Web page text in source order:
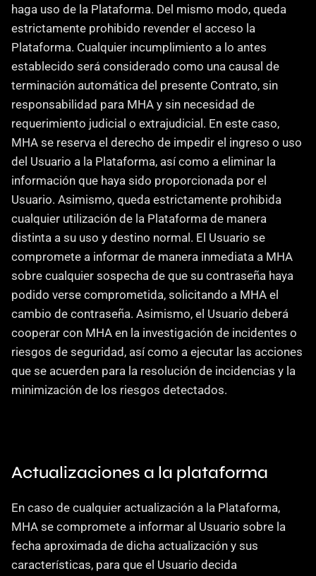
haga uso de la Plataforma. Del mismo modo, queda
estrictamente prohibido revender el acceso la
Plataforma. Cualquier incumplimiento a lo antes
establecido será considerado como una causal de
terminación automática del presente Contrato, sin
responsabilidad para MHA y sin necesidad de
requerimiento judicial o extrajudicial. En este caso,
MHA se reserva el derecho de impedir el ingreso o uso
del Usuario a la Plataforma, así como a eliminar la
información que haya sido proporcionada por el
Usuario. Asimismo, queda estrictamente prohibida
cualquier utilización de la Plataforma de manera
distinta a su uso y destino normal. El Usuario se
compromete a informar de manera inmediata a MHA
sobre cualquier sospecha de que su contraseña haya
podido verse comprometida, solicitando a MHA el
cambio de contraseña. Asimismo, el Usuario deberá
cooperar con MHA en la investigación de incidentes o
riesgos de seguridad, así como a ejecutar las acciones
que se acuerden para la resolución de incidencias y la
minimización de los riesgos detectados.
Actualizaciones a la plataforma
En caso de cualquier actualización a la Plataforma,
MHA se compromete a informar al Usuario sobre la
fecha aproximada de dicha actualización y sus
características, para que el Usuario decida